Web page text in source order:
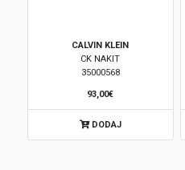
CALVIN KLEIN
CK NAKIT
35000568
93,00€
DODAJ